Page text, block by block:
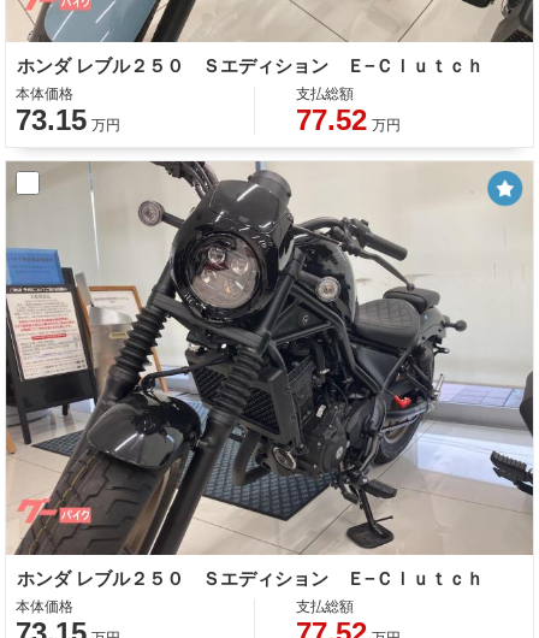
ホンダ レブル２５０ Ｓエディション Ｅ−Ｃｌｕｔｃｈ
本体価格
73.15 万円
支払総額
77.52 万円
ホンダ レブル２５０ Ｓエディション Ｅ−Ｃｌｕｔｃｈ
本体価格 支払総額